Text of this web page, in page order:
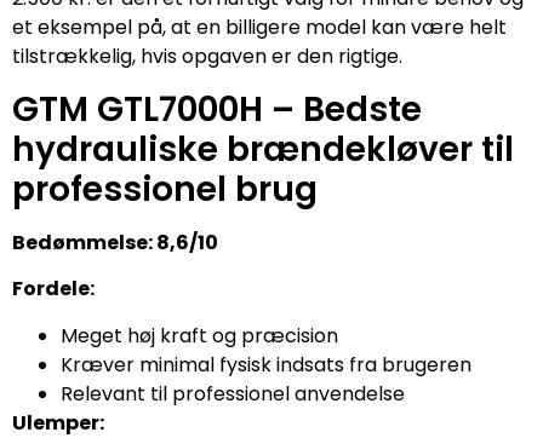
et eksempel på, at en billigere model kan være helt
tilstrækkelig, hvis opgaven er den rigtige.
GTM GTL7000H – Bedste
hydrauliske brændekløver til
professionel brug
Bedømmelse: 8,6/10
Fordele:
Meget høj kraft og præcision
Kræver minimal fysisk indsats fra brugeren
Relevant til professionel anvendelse
Ulemper: